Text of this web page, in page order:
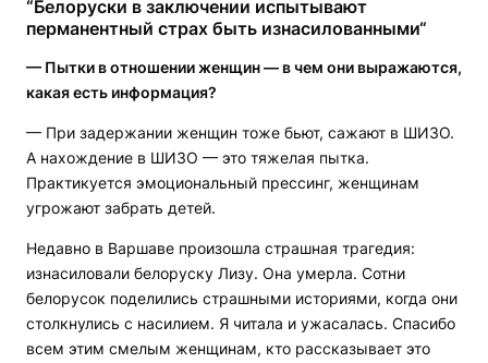
“Белоруски в заключении испытывают
перманентный страх быть изнасилованными“
— Пытки в отношении женщин— в чем они выражаются,
какая есть информация?
— При задержании женщин тоже бьют, сажают в ШИЗО.
А нахождение в ШИЗО — это тяжелая пытка.
Практикуется эмоциональный прессинг, женщинам
угрожают забрать детей.
Недавно в Варшаве произошла страшная трагедия:
изнасиловали белоруску Лизу. Она умерла. Сотни
белорусок поделились страшными историями, когда они
столкнулись с насилием. Я читала и ужасалась. Спасибо
всем этим смелым женщинам, кто рассказывает это